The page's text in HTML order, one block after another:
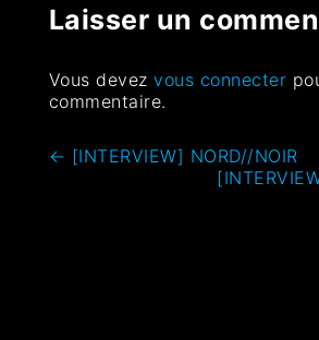
Laisser un
Vous devezvous connecter
commentaire.
← [INTERVIEW] NORD//NOIR